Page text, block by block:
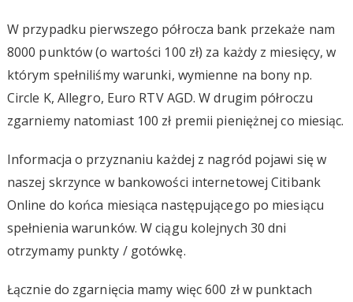
W przypadku pierwszego półrocza bank przekaże nam
8000 punktów (o wartości 100 zł) za każdy z miesięcy, w
którym spełniliśmy warunki, wymienne na bony np.
Circle K, Allegro, Euro RTV AGD. W drugim półroczu
zgarniemy natomiast 100 zł premii pieniężnej co miesiąc.
Informacja o przyznaniu każdej z nagród pojawi się w
naszej skrzynce w bankowości internetowej Citibank
Online do końca miesiąca następującego po miesiącu
spełnienia warunków. W ciągu kolejnych 30 dni
otrzymamy punkty / gotówkę.
Łącznie do zgarnięcia mamy więc 600 zł w punktach